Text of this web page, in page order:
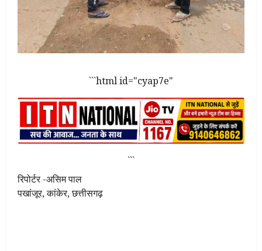
```html id="cyap7e"
```
रिपोर्टर -असिम पाल
पखांजूर, कांकेर, छत्तीसगढ़